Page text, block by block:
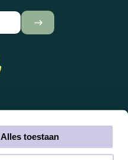
Alles toestaan